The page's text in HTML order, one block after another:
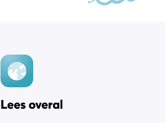
Lees overal